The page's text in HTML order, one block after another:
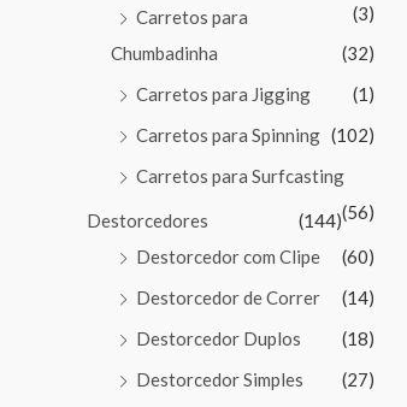
(3)
Carretos para
Chumbadinha
(32)
Carretos para Jigging
(1)
Carretos para Spinning (102)
Carretos para Surfcasting
(56)
Destorcedores
(144)
Destorcedor com Clipe
(60)
Destorcedor de Correr
(14)
Destorcedor Duplos
(18)
Destorcedor Simples
(27)